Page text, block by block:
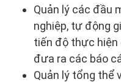
Quản lý các đầu
nghiệp, tự động
tiến độ thực hiện
đưa ra các báo
Quản lý tổng thể